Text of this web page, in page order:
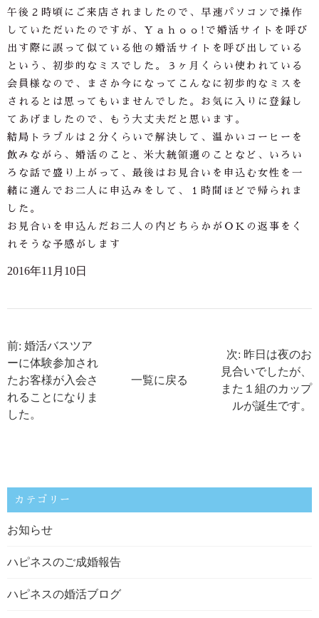
午後２時頃にご来店されましたので、早速パソコンで操作
していただいたのですが、Ｙａｈｏｏ!で婚活サイトを呼び
出す際に誤って似ている他の婚活サイトを呼び出している
という、初歩的なミスでした。３ヶ月くらい使われている
会員様なので、まさか今になってこんなに初歩的なミスを
されるとは思ってもいませんでした。お気に入りに登録し
てあげましたので、もう大丈夫だと思います。
結局トラブルは２分くらいで解決して、温かいコーヒーを
飲みながら、婚活のこと、米大統領選のことなど、いろい
ろな話で盛り上がって、最後はお見合いを申込む女性を一
緒に選んでお二人に申込みをして、１時間ほどで帰られま
した。
お見合いを申込んだお二人の内どちらかがＯＫの返事をく
れそうな予感がします
2016年11月10日
前: 婚活バスツア
ーに体験参加され
たお客様が入会さ
れることになりま
した。
一覧に戻る
次: 昨日は夜のお
見合いでしたが、
また１組のカップ
ルが誕生です。
カテゴリー
お知らせ
ハピネスのご成婚報告
ハピネスの婚活ブログ